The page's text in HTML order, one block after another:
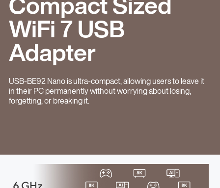
WiFi 7 USB
Adapter
USB-BE92 Nano is ultra-compact, allowing users to leave it
in their PC permanently without worrying about losing,
forgetting, or breaking it.